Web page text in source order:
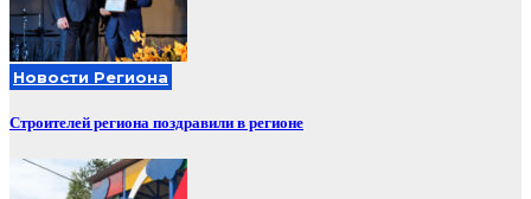
Новости Региона
Строителей региона поздравили в регионе